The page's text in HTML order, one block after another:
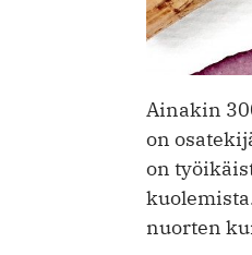
Ainakin
on
on
nuorten